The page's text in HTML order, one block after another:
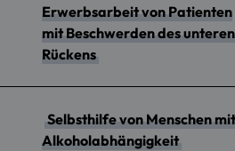
Erwerbsarbeit von Patienten
mit Beschwerden des unteren
Rückens
Selbsthilfe von Menschen mit
Alkoholabhängigkeit